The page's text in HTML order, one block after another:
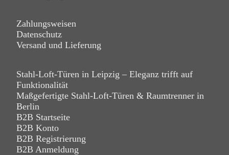
Zahlungsweisen
Datenschutz
Versand und Lieferung
Stahl-Loft-Türen in Leipzig – Eleganz trifft auf
Funktionalität
Maßgefertigte Stahl-Loft-Türen & Raumtrenner in
Berlin
B2B Startseite
B2B Konto
B2B Registrierung
B2B Anmeldung